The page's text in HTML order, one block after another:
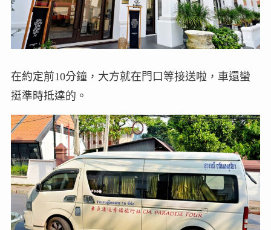
在約定前10分鐘，大方就在門口等接送啦，車還蠻
挺準時抵達的。